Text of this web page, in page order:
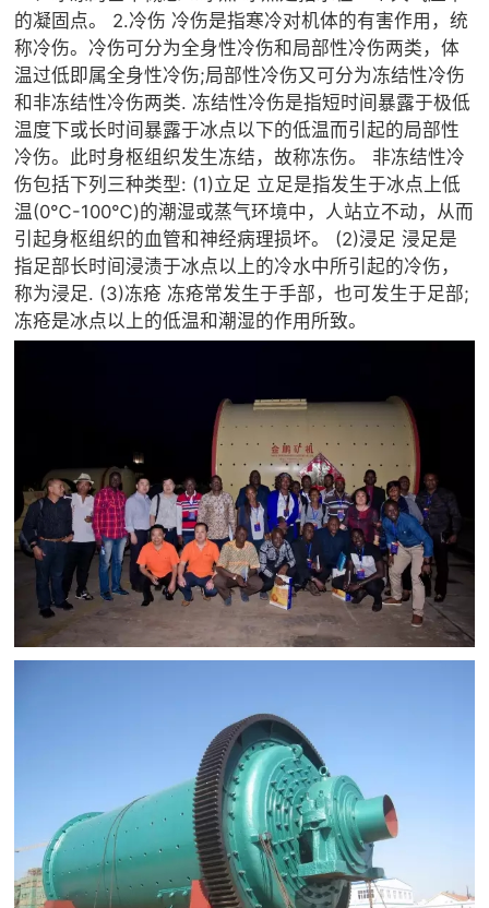
的凝固点。 2.冷伤 冷伤是指寒冷对机体的有害作用，统
称冷伤。冷伤可分为全身性冷伤和局部性冷伤两类，体
温过低即属全身性冷伤;局部性冷伤又可分为冻结性冷伤
和非冻结性冷伤两类. 冻结性冷伤是指短时间暴露于极低
温度下或长时间暴露于冰点以下的低温而引起的局部性
冷伤。此时身枢组织发生冻结，故称冻伤。 非冻结性冷
伤包括下列三种类型: (1)立足 立足是指发生于冰点上低
温(0℃-100℃)的潮湿或蒸气环境中，人站立不动，从而
引起身枢组织的血管和神经病理损坏。 (2)浸足 浸足是
指足部长时间浸渍于冰点以上的冷水中所引起的冷伤，
称为浸足. (3)冻疮 冻疮常发生于手部，也可发生于足部;
冻疮是冰点以上的低温和潮湿的作用所致。